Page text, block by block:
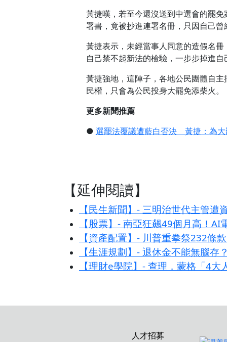
黃捷嘆，若至今還沒送到中選會的罷
署書，竟被抄進連署名冊，只因自己
黃捷表示，未經當事人同意的造假名
自己禁不起新法的檢驗，一步步掉進
黃捷強地，這陣子，各地公民團體自
民權，只會為公民投身大罷免添柴火
更多新聞推薦
● 選罷法覆議遭藍白否決 黃捷：為大
【延伸閱讀】
【民生新聞】- 三明治世代主管
【股票】- 南亞狂飆49個月高！
【資產配置】- 川普重拳祭232條
【生涯規劃】- 退休金不能無腦
【理財e學院】- 查理．蒙格「4
人才招募